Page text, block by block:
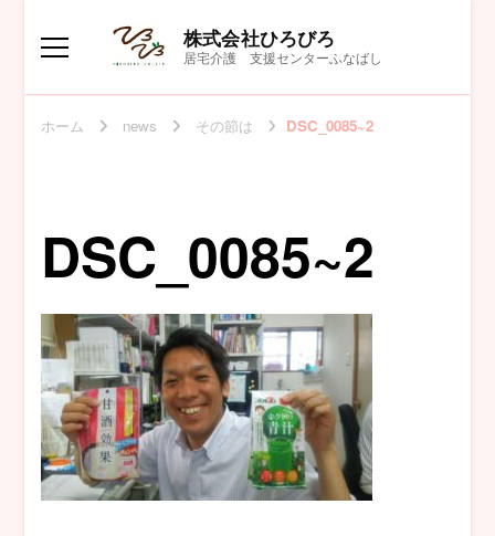
株式会社ひろびろ
居宅介護 支援センターふなばし
ホーム news その節は DSC_0085~2
DSC_0085~2